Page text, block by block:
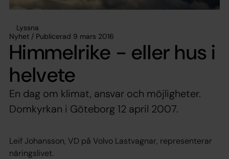
Lyssna
Nyhet / Publicerad 9 mars 2016
Himmelrike - eller hus i
helvete
En dag om klimat, ansvar och möjligheter.
Domkyrkan i Göteborg 12 april 2007.
Leif Johansson, VD på Volvo Lastvagnar, representerar
näringslivet.